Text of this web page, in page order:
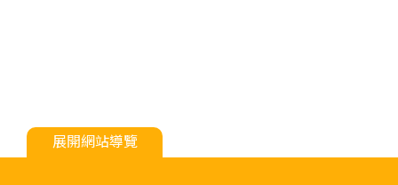
展開網站導覽